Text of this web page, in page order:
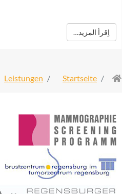
اِقرأ المزيد…
Startseite
Leistungen